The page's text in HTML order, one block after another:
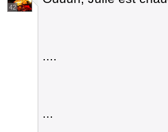
42
....
...